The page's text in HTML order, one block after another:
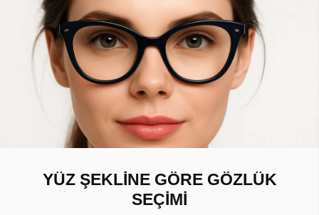
YÜZ ŞEKLİNE GÖRE GÖZLÜK
SEÇİMİ